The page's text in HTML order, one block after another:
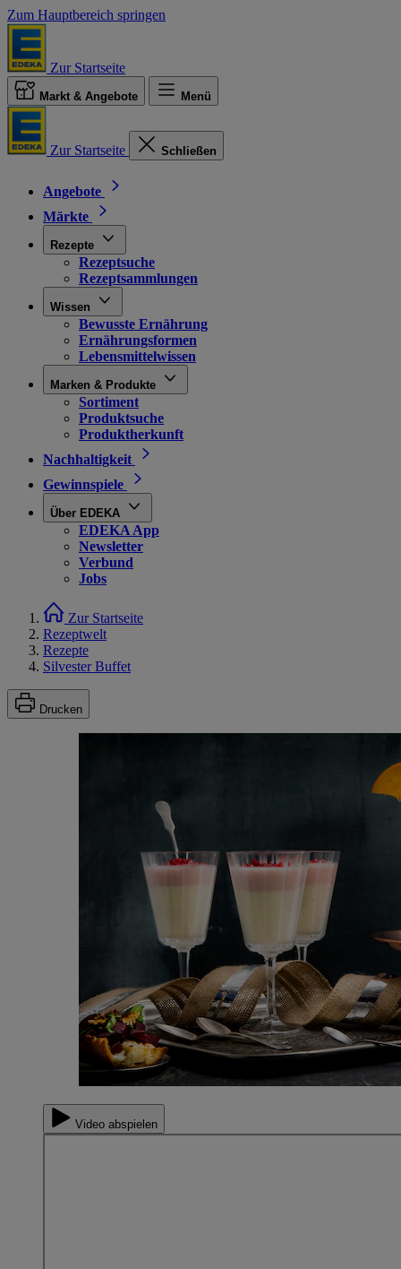
Zum Hauptbereich springen
Zur Startseite
Markt & Angebote Menü
Zur Startseite Schließen
Angebote
Märkte
Rezepte
Rezeptsuche
Rezeptsammlungen
Wissen
Bewusste Ernährung
Ernährungsformen
Lebensmittelwissen
Marken & Produkte
Sortiment
Produktsuche
Produktherkunft
Nachhaltigkeit
Gewinnspiele
Über EDEKA
EDEKA App
Newsletter
Verbund
Jobs
Zur Startseite
Rezeptwelt
Rezepte
Silvester Buffet
Drucken
Video abspielen